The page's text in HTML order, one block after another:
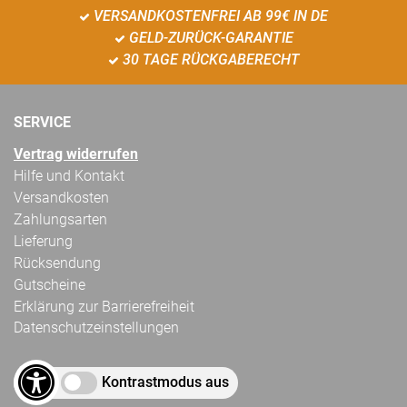
VERSANDKOSTENFREI AB 99€ IN DE
GELD-ZURÜCK-GARANTIE
30 TAGE RÜCKGABERECHT
SERVICE
Vertrag widerrufen
Hilfe und Kontakt
Versandkosten
Zahlungsarten
Lieferung
Rücksendung
Gutscheine
Erklärung zur Barrierefreiheit
Datenschutzeinstellungen
Kontrastmodus aus